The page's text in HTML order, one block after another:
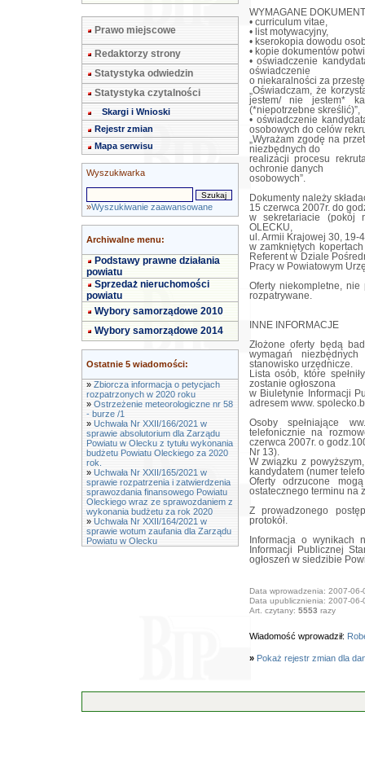
Prawo miejscowe
Redaktorzy strony
Statystyka odwiedzin
Statystyka czytalności
Skargi i Wnioski
Rejestr zmian
Mapa serwisu
Wyszukiwarka
»Wyszukiwanie zaawansowane
Archiwalne menu:
Podstawy prawne działania
powiatu
Sprzedaż nieruchomości
powiatu
Wybory samorządowe 2010
Wybory samorządowe 2014
Ostatnie 5 wiadomości:
» Zbiorcza informacja o petycjach
rozpatrzonych w 2020 roku
» Ostrzeżenie meteorologiczne nr 58
- burze /1
» Uchwała Nr XXII/166/2021 w
sprawie absolutorium dla Zarządu
Powiatu w Olecku z tytułu wykonania
budżetu Powiatu Oleckiego za 2020
rok.
» Uchwała Nr XXII/165/2021 w
sprawie rozpatrzenia i zatwierdzenia
sprawozdania finansowego Powiatu
Oleckiego wraz ze sprawozdaniem z
wykonania budżetu za rok 2020
» Uchwała Nr XXII/164/2021 w
sprawie wotum zaufania dla Zarządu
Powiatu w Olecku
WYMAGANE
• curriculum vitae,
• list motywacyjny,
• kserokopia dowodu
• kopie dokumentów
• oświadczenie
oświadczenie
o niekaralności za
„Oświadczam, że
jestem/ nie jestem*
(*niepotrzebne skreślić)”,
• oświadczenie
osobowych do celów
„Wyrażam zgodę na
niezbędnych do
realizacji procesu
ochronie danych
osobowych”.
Dokumenty należy
15 czerwca 2007r. do
w sekretariacie (pokój
OLECKU,
ul. Armii Krajowej 30, 19-
w zamkniętych
Referent w Dziale
Pracy w Powiatowym
Oferty niekompletne,
rozpatrywane.
INNE INFORMACJE
Złożone oferty będą
wymagań
stanowisko urzędnicze.
Lista osób, które
zostanie ogłoszona
w Biuletynie Informacji
adresem www.
Osoby spełniające
telefonicznie na
czerwca 2007r. o
Nr 13).
W związku z
kandydatem (numer
Oferty odrzucone
ostatecznego terminu na
Z prowadzonego
protokół.
Informacja o wynikach
Informacji Publicznej
ogłoszeń w siedzibie
Data wprowadzenia: 2007-06-
Data upublicznienia: 2007-06-
Art. czytany: 5553 razy
Wiadomość wprowadził:
» Pokaż rejestr zmian dla